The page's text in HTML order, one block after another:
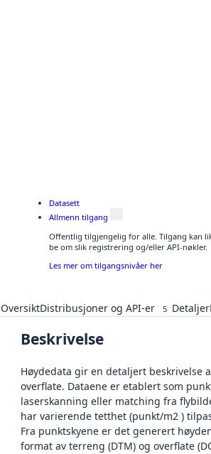
Datasett
Allmenn tilgang
Offentlig tilgjengelig for alle. Tilgang kan
be om slik registrering og/eller API-nøkler.
Les mer om tilgangsnivåer her
OversiktDistribusjoner og API-er 5 Detaljer
Beskrivelse
Høydedata gir en detaljert beskrivelse
overflate. Dataene er etablert som
laserskanning eller matching fra
har varierende tetthet (punkt/m2 )
Fra punktskyene er det generert
format av terreng (DTM) og overflate